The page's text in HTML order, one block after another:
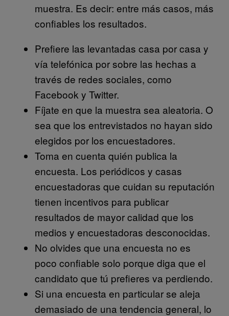
muestra. Es decir: entre más casos, más
confiables los resultados.
Prefiere las levantadas casa por casa y
vía telefónica por sobre las hechas a
través de redes sociales, como
Facebook y Twitter.
Fíjate en que la muestra sea aleatoria. O
sea que los entrevistados no hayan sido
elegidos por los encuestadores.
Toma en cuenta quién publica la
encuesta. Los periódicos y casas
encuestadoras que cuidan su reputación
tienen incentivos para publicar
resultados de mayor calidad que los
medios y encuestadoras desconocidas.
No olvides que una encuesta no es
poco confiable solo porque diga que el
candidato que tú prefieres va perdiendo.
Si una encuesta en particular se aleja
demasiado de una tendencia general, lo